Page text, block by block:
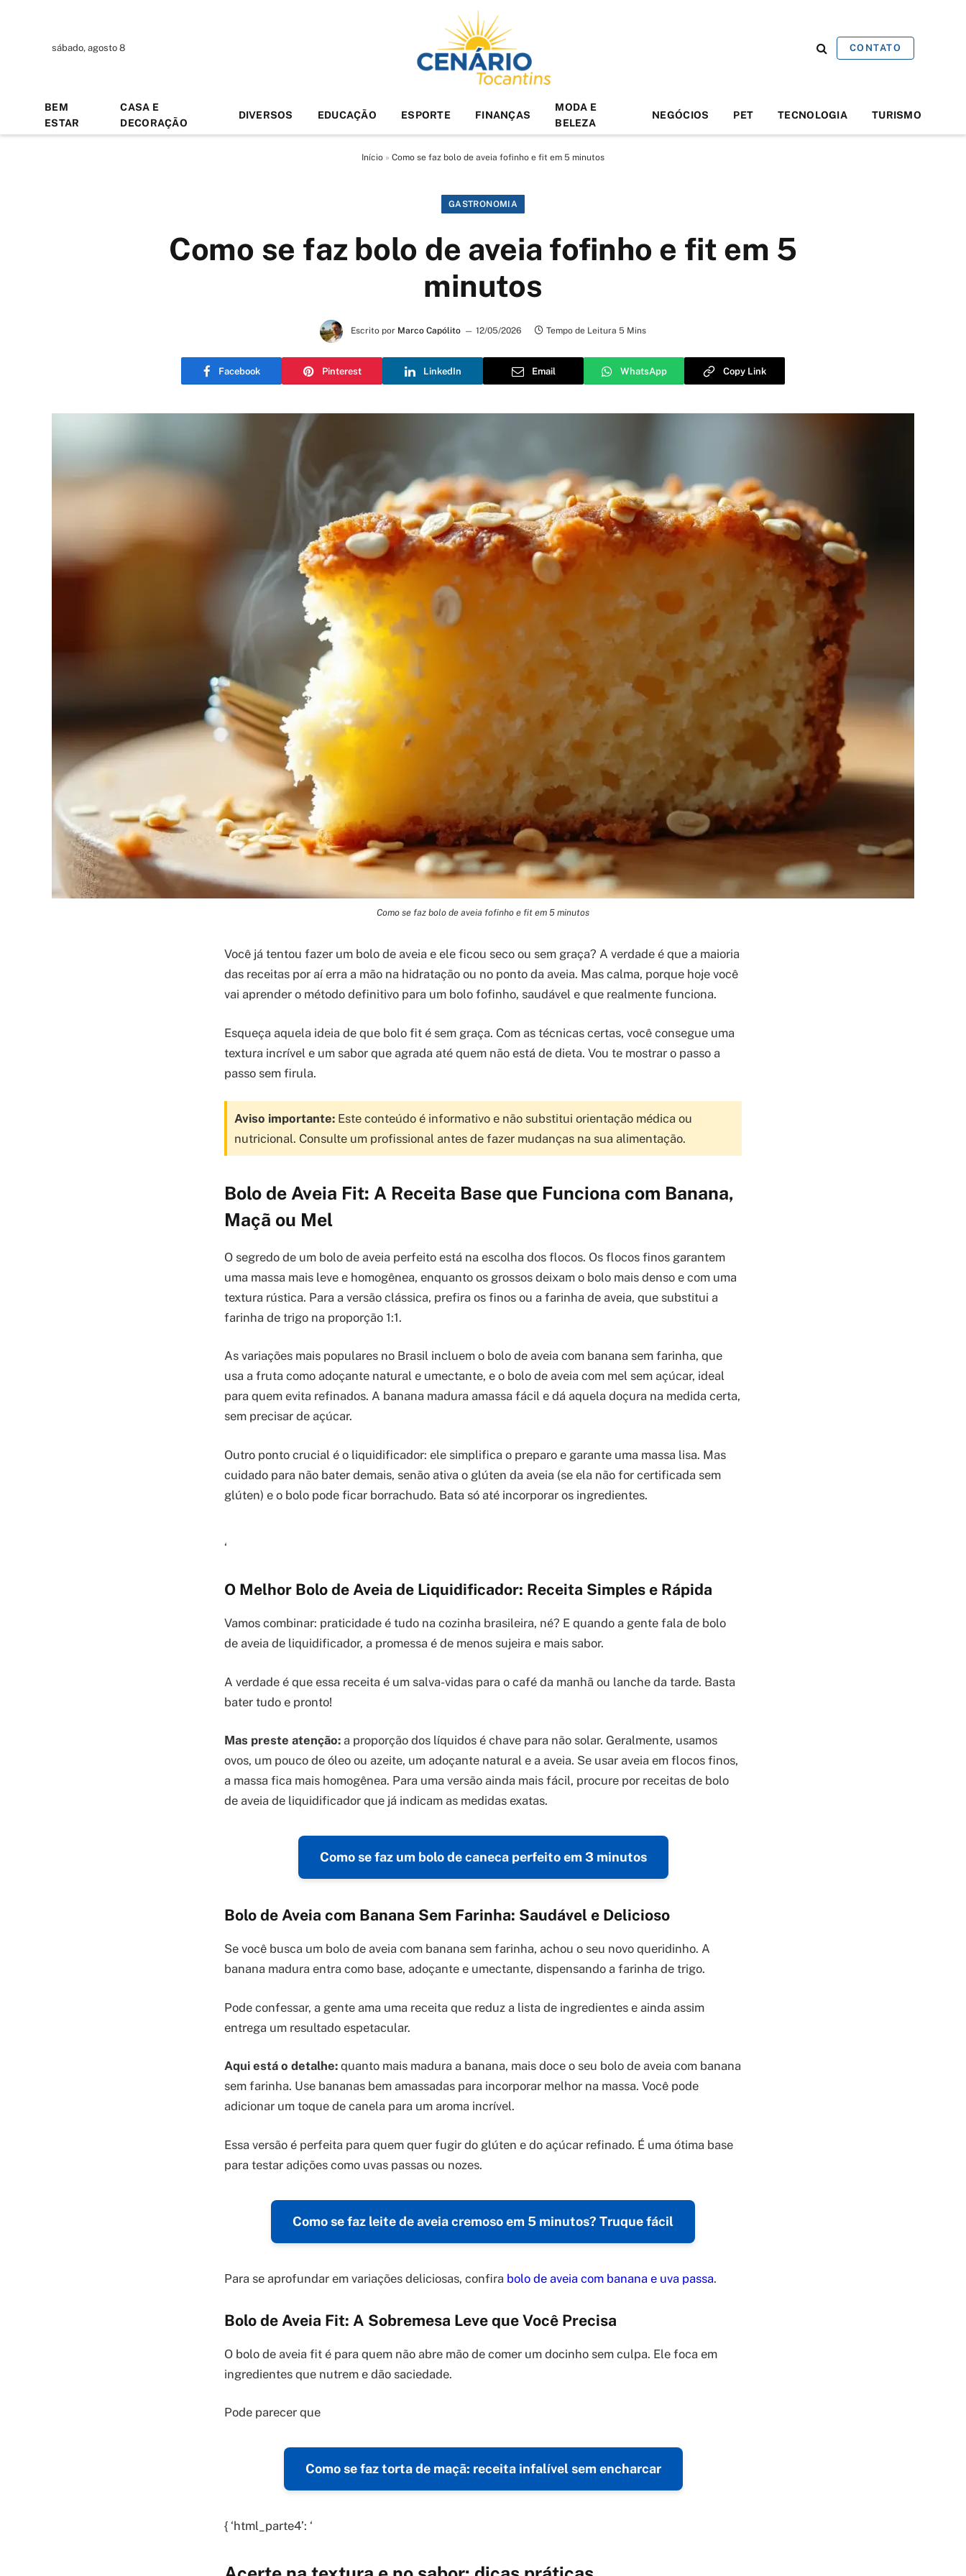
sábado, agosto 8 CONTATO
BEM
ESTAR
CASA E
DECORAÇÃO
DIVERSOS EDUCAÇÃO ESPORTE FINANÇAS
MODA E
BELEZA
NEGÓCIOS PET TECNOLOGIA TURISMO
Início » Como se faz bolo de aveia fofinho e fit em 5 minutos
GASTRONOMIA
Como se faz bolo de aveia fofinho e fit em 5
minutos
Escrito por Marco Capólito 12/05/2026 Tempo de Leitura 5 Mins
Facebook Pinterest LinkedIn Email WhatsApp Copy Link
Como se faz bolo de aveia fofinho e fit em 5 minutos
Você já tentou fazer um bolo de aveia e ele ficou seco ou sem graça? A verdade é que a maioria
das receitas por aí erra a mão na hidratação ou no ponto da aveia. Mas calma, porque hoje você
vai aprender o método definitivo para um bolo fofinho, saudável e que realmente funciona.
Esqueça aquela ideia de que bolo fit é sem graça. Com as técnicas certas, você consegue uma
textura incrível e um sabor que agrada até quem não está de dieta. Vou te mostrar o passo a
passo sem firula.
Aviso importante: Este conteúdo é informativo e não substitui orientação médica ou
nutricional. Consulte um profissional antes de fazer mudanças na sua alimentação.
Bolo de Aveia Fit: A Receita Base que Funciona com Banana,
Maçã ou Mel
O segredo de um bolo de aveia perfeito está na escolha dos flocos. Os flocos finos garantem
uma massa mais leve e homogênea, enquanto os grossos deixam o bolo mais denso e com uma
textura rústica. Para a versão clássica, prefira os finos ou a farinha de aveia, que substitui a
farinha de trigo na proporção 1:1.
As variações mais populares no Brasil incluem o bolo de aveia com banana sem farinha, que
usa a fruta como adoçante natural e umectante, e o bolo de aveia com mel sem açúcar, ideal
para quem evita refinados. A banana madura amassa fácil e dá aquela doçura na medida certa,
sem precisar de açúcar.
Outro ponto crucial é o liquidificador: ele simplifica o preparo e garante uma massa lisa. Mas
cuidado para não bater demais, senão ativa o glúten da aveia (se ela não for certificada sem
glúten) e o bolo pode ficar borrachudo. Bata só até incorporar os ingredientes.
‘
O Melhor Bolo de Aveia de Liquidificador: Receita Simples e Rápida
Vamos combinar: praticidade é tudo na cozinha brasileira, né? E quando a gente fala de bolo
de aveia de liquidificador, a promessa é de menos sujeira e mais sabor.
A verdade é que essa receita é um salva-vidas para o café da manhã ou lanche da tarde. Basta
bater tudo e pronto!
Mas preste atenção: a proporção dos líquidos é chave para não solar. Geralmente, usamos
ovos, um pouco de óleo ou azeite, um adoçante natural e a aveia. Se usar aveia em flocos finos,
a massa fica mais homogênea. Para uma versão ainda mais fácil, procure por receitas de bolo
de aveia de liquidificador que já indicam as medidas exatas.
Como se faz um bolo de caneca perfeito em 3 minutos
Bolo de Aveia com Banana Sem Farinha: Saudável e Delicioso
Se você busca um bolo de aveia com banana sem farinha, achou o seu novo queridinho. A
banana madura entra como base, adoçante e umectante, dispensando a farinha de trigo.
Pode confessar, a gente ama uma receita que reduz a lista de ingredientes e ainda assim
entrega um resultado espetacular.
Aqui está o detalhe: quanto mais madura a banana, mais doce o seu bolo de aveia com banana
sem farinha. Use bananas bem amassadas para incorporar melhor na massa. Você pode
adicionar um toque de canela para um aroma incrível.
Essa versão é perfeita para quem quer fugir do glúten e do açúcar refinado. É uma ótima base
para testar adições como uvas passas ou nozes.
Como se faz leite de aveia cremoso em 5 minutos? Truque fácil
Para se aprofundar em variações deliciosas, confira bolo de aveia com banana e uva passa.
Bolo de Aveia Fit: A Sobremesa Leve que Você Precisa
O bolo de aveia fit é para quem não abre mão de comer um docinho sem culpa. Ele foca em
ingredientes que nutrem e dão saciedade.
Pode parecer que
Como se faz torta de maçã: receita infalível sem encharcar
{ ‘html_parte4’: ‘